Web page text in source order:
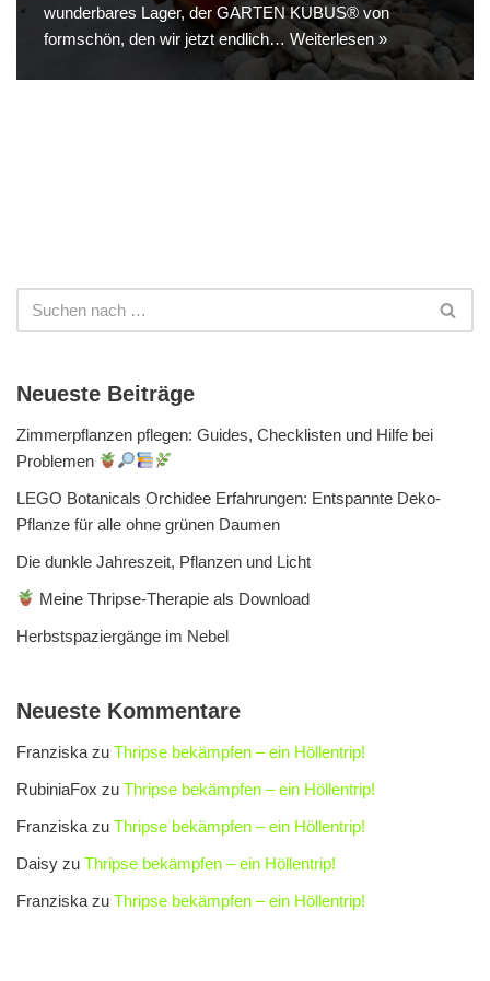
wunderbares Lager, der GARTEN KUBUS® von
formschön, den wir jetzt endlich… Weiterlesen »
Neueste Beiträge
Zimmerpflanzen pflegen: Guides, Checklisten und Hilfe bei
Problemen
LEGO Botanicals Orchidee Erfahrungen: Entspannte Deko-
Pflanze für alle ohne grünen Daumen
Die dunkle Jahreszeit, Pflanzen und Licht
Meine Thripse-Therapie als Download
Herbstspaziergänge im Nebel
Neueste Kommentare
Franziska zu Thripse bekämpfen – ein Höllentrip!
RubiniaFox zu Thripse bekämpfen – ein Höllentrip!
Franziska zu Thripse bekämpfen – ein Höllentrip!
Daisy zu Thripse bekämpfen – ein Höllentrip!
Franziska zu Thripse bekämpfen – ein Höllentrip!